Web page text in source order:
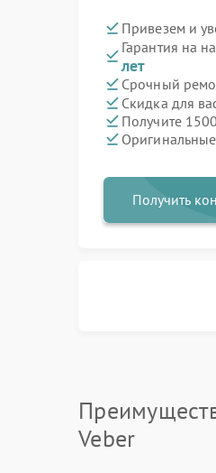
Привезем и
Гарантия на
лет
Срочный
Скидка для
Получите
Получить
Veber